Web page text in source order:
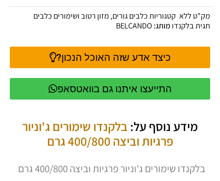
מק"טללא קטגוריותכלבים גורים, מזון רטוב ושימורים כלבים
תגיתבלקנדו מותג: BELCANDO
כיצד אדע שזה האוכל הנכון?
התייעצו איתנו גם בוואטסאפ
מידע נוסף על: בלקנדו שימורים ג'וניור
פרגיות וביצה 400/800 גרם
בלקנדו שימורים ג'וניור פרגיות וביצה 400/800 גרם